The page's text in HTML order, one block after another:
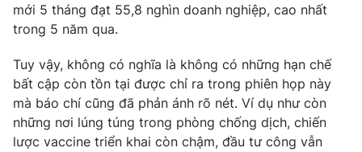
Tư vấn
Emagazine Podcast
Photo Infographic
mới 5 tháng đạt 55,8 nghìn doanh nghiệp, cao nhất
trong 5 năm qua.
Tuy vậy, không có nghĩa là không có những hạn chế
bất cập còn tồn tại được chỉ ra trong phiên họp này
mà báo chí cũng đã phản ánh rõ nét. Ví dụ như còn
những nơi lúng túng trong phòng chống dịch, chiến
lược vaccine triển khai còn chậm, đầu tư công vẫn